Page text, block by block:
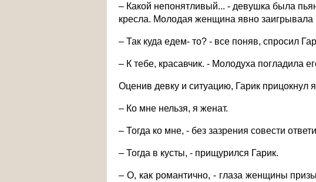
– Какой непонятливый... - девушка была
кресла. Молодая женщина явно заигрывала
– Так куда едем- то? - все поняв, спросил
– К тебе, красавчик. - Молодуха погладила
Оценив девку и ситуацию, Гарик прицокнул
– Ко мне нельзя, я женат.
– Тогда ко мне, - без зазрения совести
– Тогда в кусты, - прищурился Гарик.
– О, как романтично, - глаза женщины